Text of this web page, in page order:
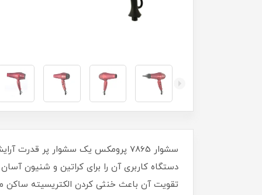
دستگاه کاربری آن را برای کراتین و شنیون
تقویت آن باعث خنثی کردن الکتریسیته